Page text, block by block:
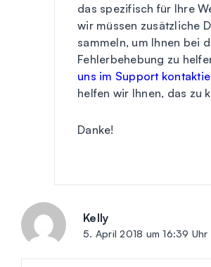
das spezifisch für Ihre
wir müssen zusätzliche
sammeln, um Ihnen bei
Fehlerbehebung zu
uns im Support
helfen wir Ihnen, das zu
Danke!
Kelly
5. April 2018 um 16:39 Uhr